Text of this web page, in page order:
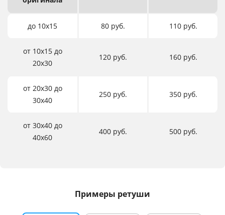
до 10х15 80 руб. 110 руб.
от 10х15 до
20х30
120 руб. 160 руб.
от 20х30 до
30х40
250 руб. 350 руб.
от 30х40 до
40х60
400 руб. 500 руб.
Примеры ретуши